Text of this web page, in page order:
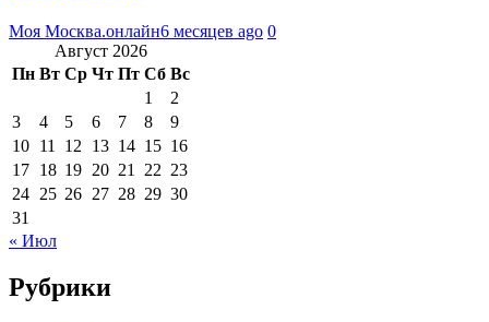
Моя Москва.онлайн6 месяцев ago 0
Август 2026
Пн Вт Ср Чт Пт Сб Вс
1
2
3
4 5 6 7 8
9
10 11 12 13 14 15 16
17 18 19 20 21 22 23
24 25 26 27 28 29 30
31
« Июл
Рубрики